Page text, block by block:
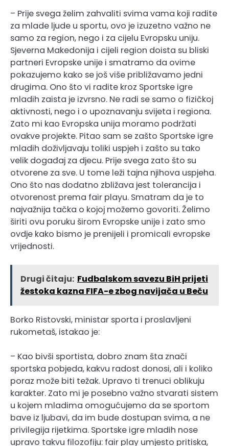
– Prije svega želim zahvaliti svima vama koji radite
za mlade ljude u sportu, ovo je izuzetno važno ne
samo za region, nego i za cijelu Evropsku uniju.
Sjeverna Makedonija i cijeli region doista su bliski
partneri Evropske unije i smatramo da ovime
pokazujemo kako se još više približavamo jedni
drugima. Ono što vi radite kroz Sportske igre
mladih zaista je izvrsno. Ne radi se samo o fizičkoj
aktivnosti, nego i o upoznavanju svijeta i regiona.
Zato mi kao Evropska unija moramo podržati
ovakve projekte. Pitao sam se zašto Sportske igre
mladih doživljavaju toliki uspjeh i zašto su tako
velik događaj za djecu. Prije svega zato što su
otvorene za sve. U tome leži tajna njihova uspjeha.
Ono što nas dodatno zbližava jest tolerancija i
otvorenost prema fair playu. Smatram da je to
najvažnija tačka o kojoj možemo govoriti. Želimo
širiti ovu poruku širom Evropske unije i zato smo
ovdje kako bismo je prenijeli i promicali evropske
vrijednosti.
Drugi čitaju: Fudbalskom savezu BiH prijeti
žestoka kazna FIFA-e zbog navijača u Beču
Borko Ristovski, ministar sporta i proslavljeni
rukometaš, istakao je:
– Kao bivši sportista, dobro znam šta znači
sportska pobjeda, kakvu radost donosi, ali i koliko
poraz može biti težak. Upravo ti trenuci oblikuju
karakter. Zato mi je posebno važno stvarati sistem
u kojem mladima omogućujemo da se sportom
bave iz ljubavi, da im bude dostupan svima, a ne
privilegija rijetkima. Sportske igre mladih nose
upravo takvu filozofiju: fair play umjesto pritiska,